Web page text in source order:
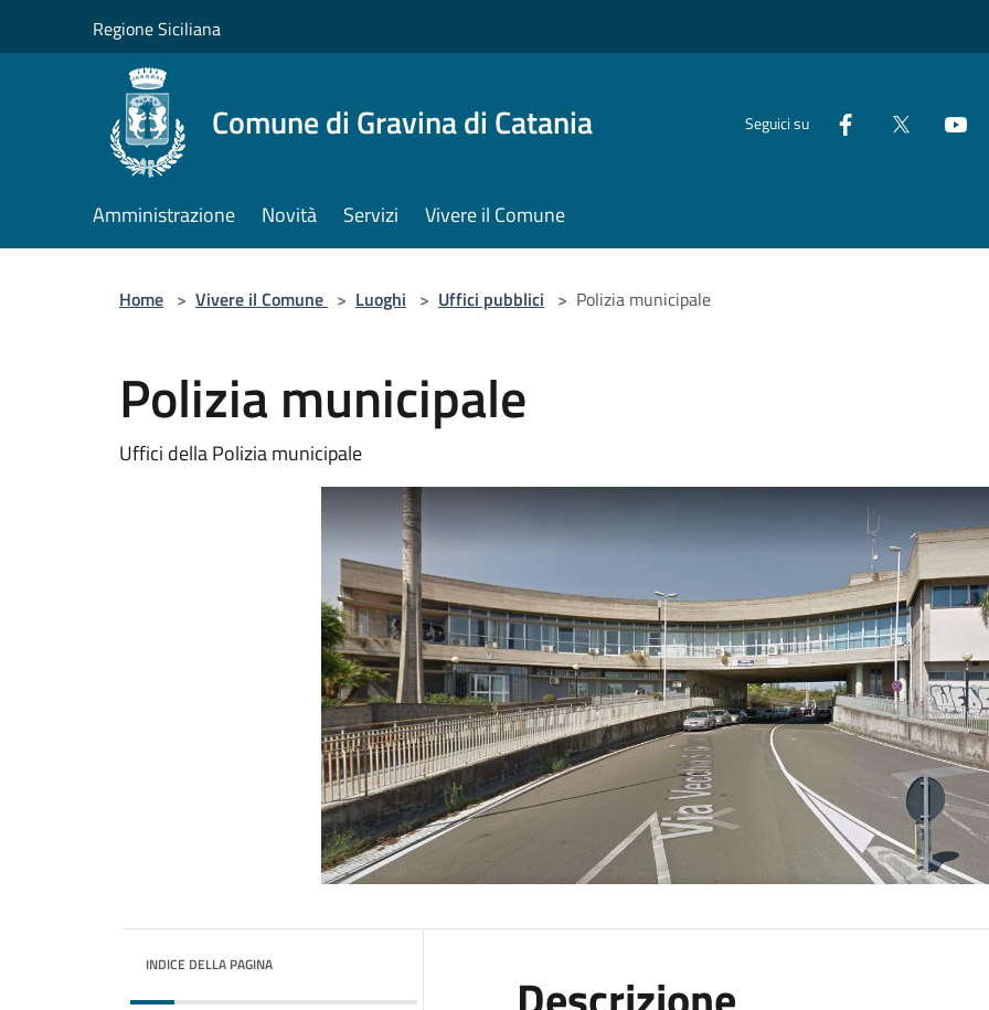
Regione Siciliana
Comune di Gravina di Catania Seguici su
Amministrazione Novità Servizi Vivere il Comune
Home > Vivere il Comune > Luoghi > Uffici pubblici > Polizia municipale
Polizia municipale
Uffici della Polizia municipale
INDICE DELLA PAGINA